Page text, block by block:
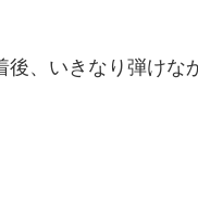
、いきなり弾けな